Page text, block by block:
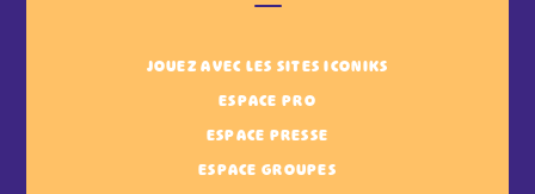
JOUEZ AVEC LES SITES ICONIKS
ESPACE PRO
ESPACE PRESSE
ESPACE GROUPES